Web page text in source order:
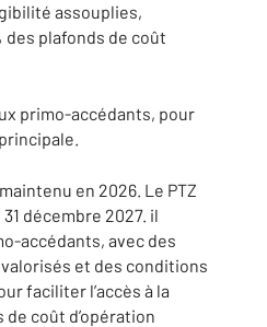
assouplies,
des plafonds de coût
primo-accédants, pour
en 2026. Le PTZ
décembre 2027. il
accédants, avec des
et des conditions
faciliter l’accès à la
coût d’opération